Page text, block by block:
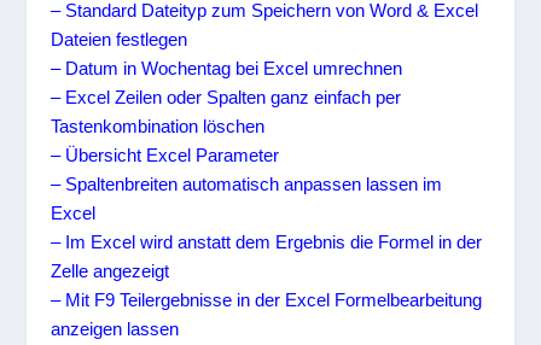
– Standard Dateityp zum Speichern von Word & Excel
Dateien festlegen
– Datum in Wochentag bei Excel umrechnen
– Excel Zeilen oder Spalten ganz einfach per
Tastenkombination löschen
– Übersicht Excel Parameter
– Spaltenbreiten automatisch anpassen lassen im
Excel
– Im Excel wird anstatt dem Ergebnis die Formel in der
Zelle angezeigt
– Mit F9 Teilergebnisse in der Excel Formelbearbeitung
anzeigen lassen